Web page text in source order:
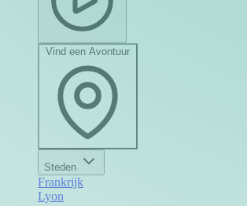
Vind een Avontuur
Steden
Frankrijk
Lyon